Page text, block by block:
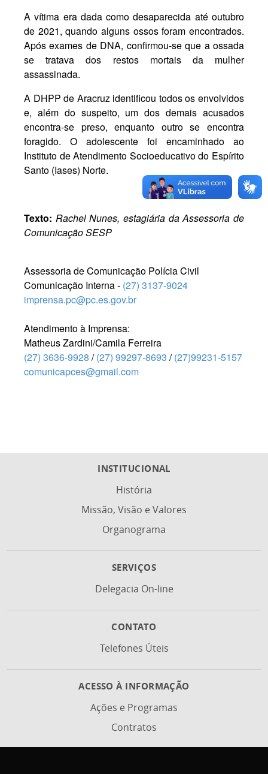
A vítima era dada como desaparecida até outubro
de 2021, quando alguns ossos foram encontrados.
Após exames de DNA, confirmou-se que a ossada
se tratava dos restos mortais da mulher
assassinada.
A DHPP de Aracruz identificou todos os envolvidos
e, além do suspeito, um dos demais acusados
encontra-se preso, enquanto outro se encontra
foragido. O adolescente foi encaminhado ao
Instituto de Atendimento Socioeducativo do Espírito
Santo (Iases) Norte.
Texto: Rachel Nunes, estagiária da Assessoria de
Comunicação SESP
Assessoria de Comunicação Polícia Civil
Comunicação Interna - (27) 3137-9024
imprensa.pc@pc.es.gov.br
Atendimento à Imprensa:
Matheus Zardini/Camila Ferreira
(27) 3636-9928 /(27) 99297-8693 /(27)99231-5157
comunicapces@gmail.com
INSTITUCIONAL
História
Missão, Visão e Valores
Organograma
SERVIÇOS
Delegacia On-line
CONTATO
Telefones Úteis
ACESSO À INFORMAÇÃO
Ações e Programas
Contratos